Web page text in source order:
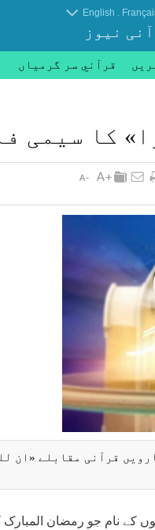
.
English
نیوز
قرآني سر گرمياں
کا سیمی
قرآنی مقابلے «ان